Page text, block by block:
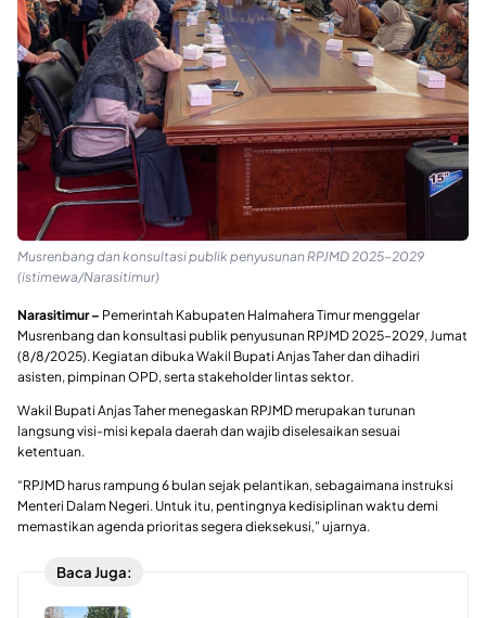
Musrenbang dan konsultasi publik penyusunan RPJMD 2025–2029
(istimewa/Narasitimur)
Narasitimur – Pemerintah Kabupaten Halmahera Timur menggelar
Musrenbang dan konsultasi publik penyusunan RPJMD 2025–2029, Jumat
(8/8/2025). Kegiatan dibuka Wakil Bupati Anjas Taher dan dihadiri
asisten, pimpinan OPD, serta stakeholder lintas sektor.
Wakil Bupati Anjas Taher menegaskan RPJMD merupakan turunan
langsung visi-misi kepala daerah dan wajib diselesaikan sesuai
ketentuan.
“RPJMD harus rampung 6 bulan sejak pelantikan, sebagaimana instruksi
Menteri Dalam Negeri. Untuk itu, pentingnya kedisiplinan waktu demi
memastikan agenda prioritas segera dieksekusi,” ujarnya.
Baca Juga: